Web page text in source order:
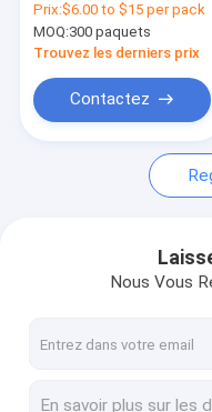
Nous contacter
Demandez un devis
Filtre IV intégré
Filtre à disque de
Membrane de SIÈGE
Filtre à seringue
PTFE hydrophobe
Prix:$6.00 to $15 per pack
MOQ:300 paquets
Trouvez les derniers prix
Contactez
Nous Vous